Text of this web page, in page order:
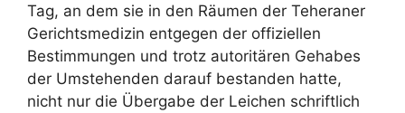
Tag, an dem sie in den Räumen der Teheraner
Gerichtsmedizin entgegen der offiziellen
Bestimmungen und trotz autoritären Gehabes
der Umstehenden darauf bestanden hatte,
nicht nur die Übergabe der Leichen schriftlich